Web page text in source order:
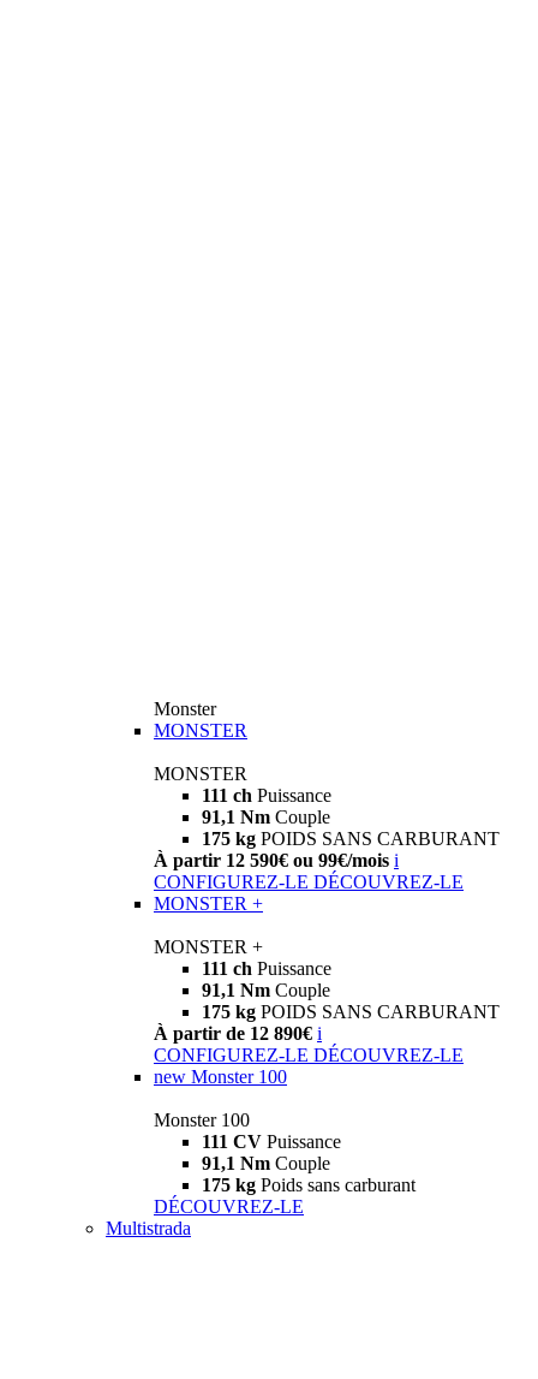
Monster
MONSTER
MONSTER
111 ch Puissance
91,1 Nm Couple
175 kg POIDS SANS CARBURANT
À partir 12 590€ ou 99€/mois i
CONFIGUREZ-LE DÉCOUVREZ-LE
MONSTER +
MONSTER +
111 ch Puissance
91,1 Nm Couple
175 kg POIDS SANS CARBURANT
À partir de 12 890€ i
CONFIGUREZ-LE DÉCOUVREZ-LE
new Monster 100
Monster 100
111 CV Puissance
91,1 Nm Couple
175 kg Poids sans carburant
DÉCOUVREZ-LE
Multistrada